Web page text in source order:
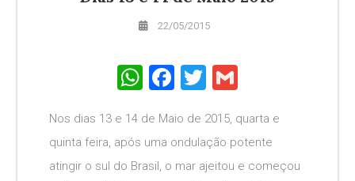
22/05/2015
WhatsApp
Facebook
Twitter
Nos dias 13 e 14 de Maio de 2015, quarta e
quinta feira, após uma ondulação potente
atingir o sul do Brasil, o mar ajeitou e começou